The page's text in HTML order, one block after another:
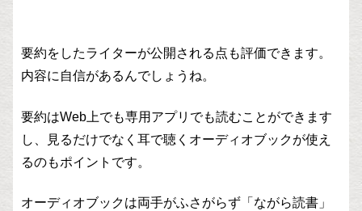
要約をしたライターが公開される点も評価できます。
内容に自信があるんでしょうね。
要約はWeb上でも専用アプリでも読むことができます
し、見るだけでなく耳で聴くオーディオブックが使え
るのもポイントです。
オーディオブックは両手がふさがらず「ながら読書」